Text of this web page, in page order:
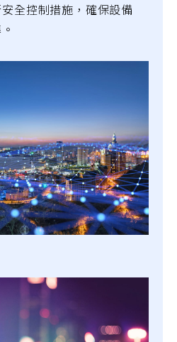
全控制措施，確保設備